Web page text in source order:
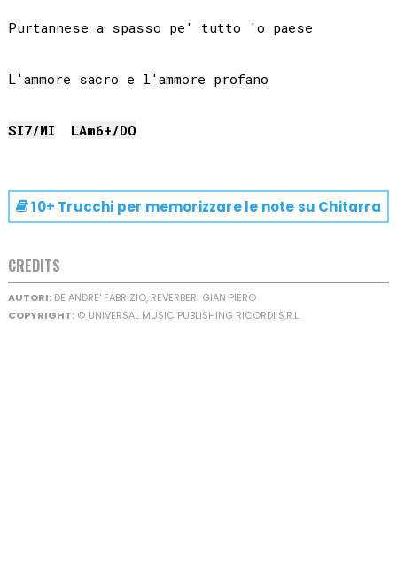
Purtannese a spasso pe' tutto 'o paese
L'ammore sacro e l'ammore profano
SI7/MI LAm6+/DO
10+ Trucchi per memorizzare le note su Chitarra
CREDITS
AUTORI:DE ANDRE' FABRIZIO, REVERBERI GIAN PIERO
COPYRIGHT:© UNIVERSAL MUSIC PUBLISHING RICORDI S.R.L.